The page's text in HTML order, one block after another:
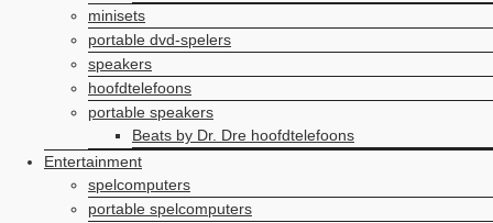
minisets
portable dvd-spelers
speakers
hoofdtelefoons
portable speakers
Beats by Dr. Dre hoofdtelefoons
Entertainment
spelcomputers
portable spelcomputers